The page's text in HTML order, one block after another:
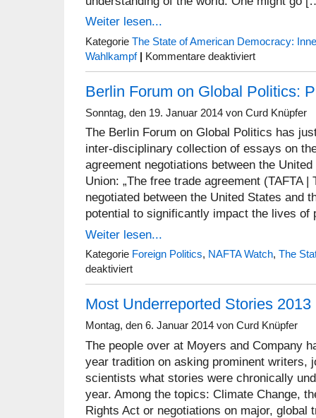
Weiter lesen...
Kategorie The State of American Democracy:
Wahlkampf
Kommentare deaktiviertfür
Publishes
Report
on
of
the
News
Media
Berlin Forum on Global Politics:
Sonntag, den 19. Januar 2014 von Curd Knüpfer
The Berlin Forum on Global Politics has
inter-disciplinary collection of essays on
agreement negotiations between the
Union: „The free trade agreement (TAFTA
negotiated between the United States and
potential to significantly impact the lives
Weiter lesen...
Kategorie Foreign Politics, NAFTA Watch, The
deaktiviertfür
on
Global
Politics:
on
TTIP
Most Underreported Stories 2013
Montag, den 6. Januar 2014 von Curd Knüpfer
The people over at Moyers and Company
year tradition on asking prominent writers,
scientists what stories were chronically
year. Among the topics: Climate Change,
Rights Act or negotiations on major, global